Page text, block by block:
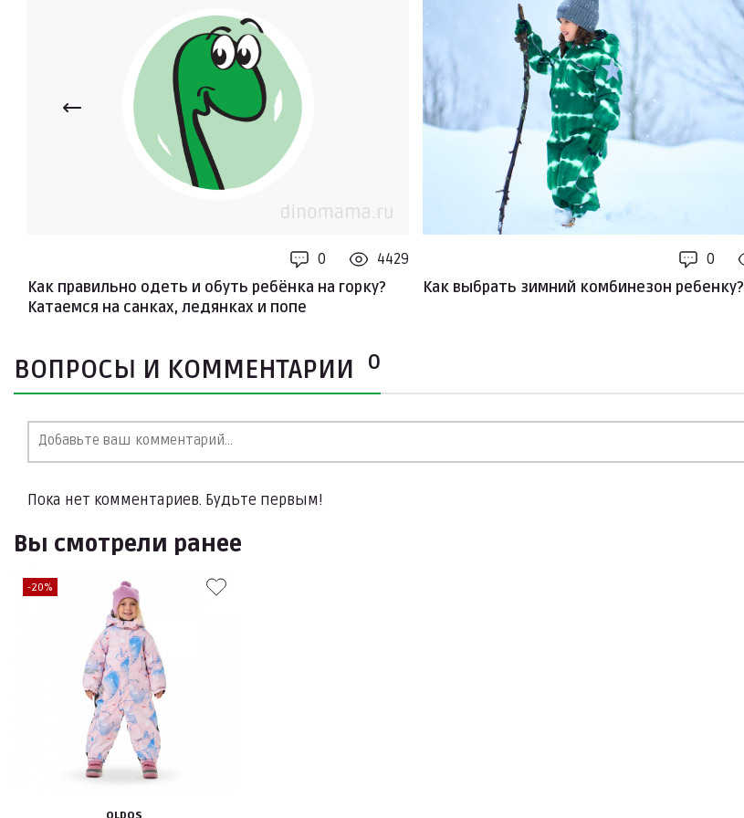
0
4429
Как правильно одеть и обуть ребёнка на горку?
Катаемся на санках, ледянках и попе
0
Как выбрать зимний комбинезон ребенку?
ВОПРОСЫ И КОММЕНТАРИИ 0
Пока нет комментариев. Будьте первым!
Вы смотрели ранее
-20%